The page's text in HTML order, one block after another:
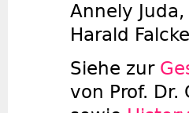
Annely
Harald
Siehe zur
von Prof. Dr.